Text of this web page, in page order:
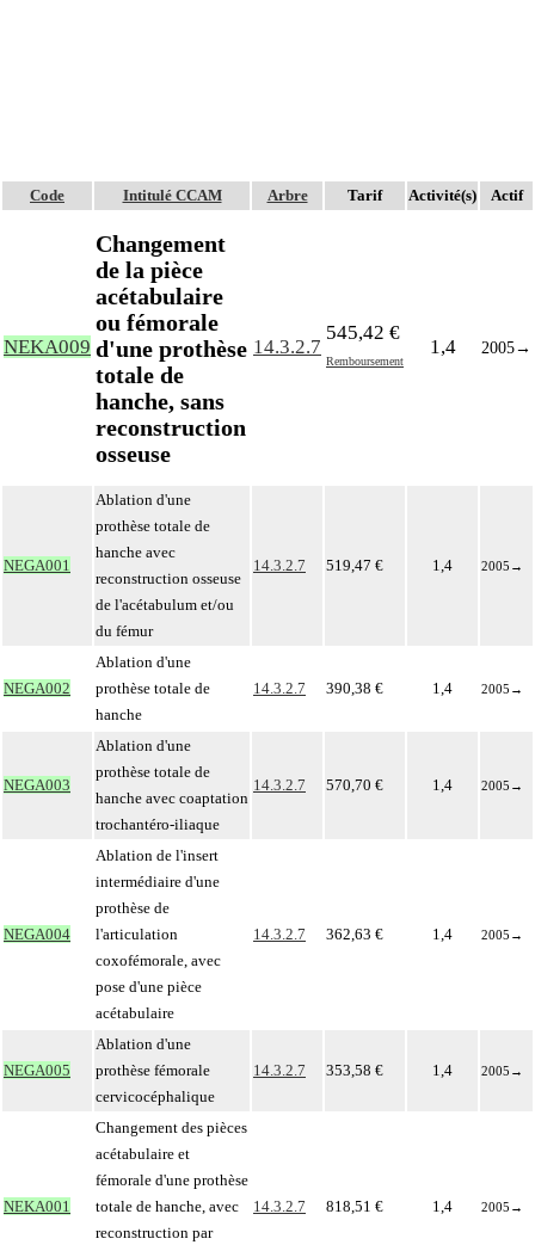
Code Intitulé CCAM Arbre Tarif Activité(s) Actif
NEKA009
Changement
de la pièce
acétabulaire
ou fémorale
d'une prothèse
totale de
hanche, sans
reconstruction
osseuse
14.3.2.7
545,42 €
Remboursement
1,4 2005→
NEGA001
Ablation d'une
prothèse totale de
hanche avec
reconstruction osseuse
de l'acétabulum et/ou
du fémur
14.3.2.7 519,47 € 1,4 2005 →
NEGA002
Ablation d'une
prothèse totale de
hanche
14.3.2.7 390,38 € 1,4 2005 →
NEGA003
Ablation d'une
prothèse totale de
hanche avec coaptation
trochantéro-iliaque
14.3.2.7 570,70 € 1,4 2005 →
NEGA004
Ablation de l'insert
intermédiaire d'une
prothèse de
l'articulation
coxofémorale, avec
pose d'une pièce
acétabulaire
14.3.2.7 362,63 € 1,4 2005 →
NEGA005
Ablation d'une
prothèse fémorale
cervicocéphalique
14.3.2.7 353,58 € 1,4 2005 →
NEKA001
Changement des pièces
acétabulaire et
fémorale d'une prothèse
totale de hanche, avec
reconstruction par
14.3.2.7 818,51 € 1,4 2005 →